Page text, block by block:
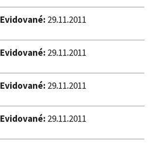
Evidované: 29.11.2011
Evidované: 29.11.2011
Evidované: 29.11.2011
Evidované: 29.11.2011